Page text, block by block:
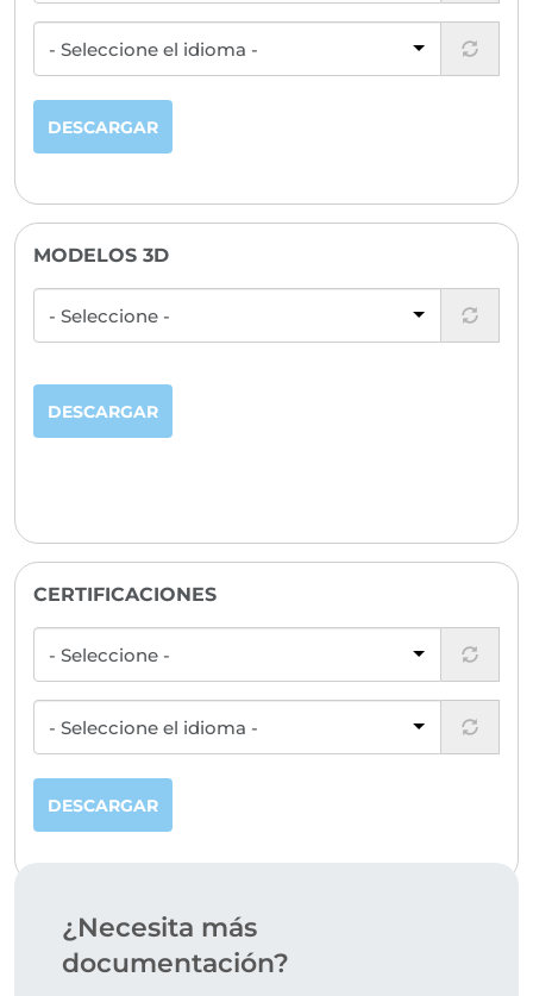
DESCARGAR
MODELOS 3D
DESCARGAR
CERTIFICACIONES
DESCARGAR
¿Necesita más
documentación?